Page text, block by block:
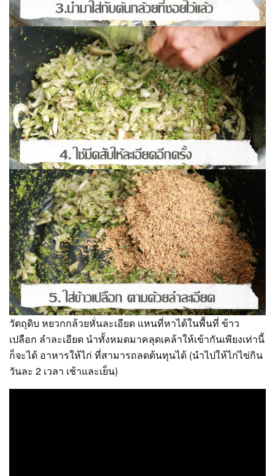
วัตถุดิบ หยวกกล้วยหั่นละเอียด แหนที่หาได้ในพื้นที่ ข้าว
เปลือก ลำละเอียด นำทั้งหมดมาคลุดเคล้าให้เข้ากันเพียงเท่านี้
ก็จะได้ อาหารให้ไก่ ที่สามารถลดต้นทุนได้ (นำไปให้ไก่ไข่กิน
วันละ 2 เวลา เช้าและเย็น)